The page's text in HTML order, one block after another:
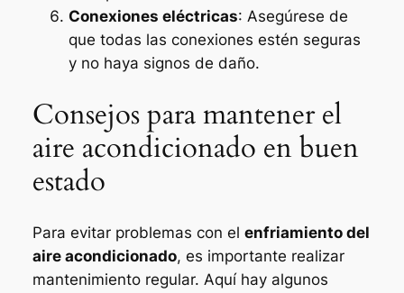
Conexiones eléctricas: Asegúrese de
que todas las conexiones estén seguras
y no haya signos de daño.
Consejos para mantener el
aire acondicionado en buen
estado
Para evitar problemas con el enfriamiento del
aire acondicionado, es importante realizar
mantenimiento regular. Aquí hay algunos